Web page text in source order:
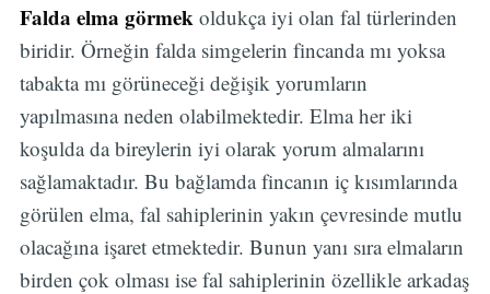
Falda elma görmek oldukça iyi olan fal türlerinden
biridir. Örneğin falda simgelerin fincanda mı yoksa
tabakta mı görüneceği değişik yorumların
yapılmasına neden olabilmektedir. Elma her iki
koşulda da bireylerin iyi olarak yorum almalarını
sağlamaktadır. Bu bağlamda fincanın iç kısımlarında
görülen elma, fal sahiplerinin yakın çevresinde mutlu
olacağına işaret etmektedir. Bunun yanı sıra elmaların
birden çok olması ise fal sahiplerinin özellikle arkadaş